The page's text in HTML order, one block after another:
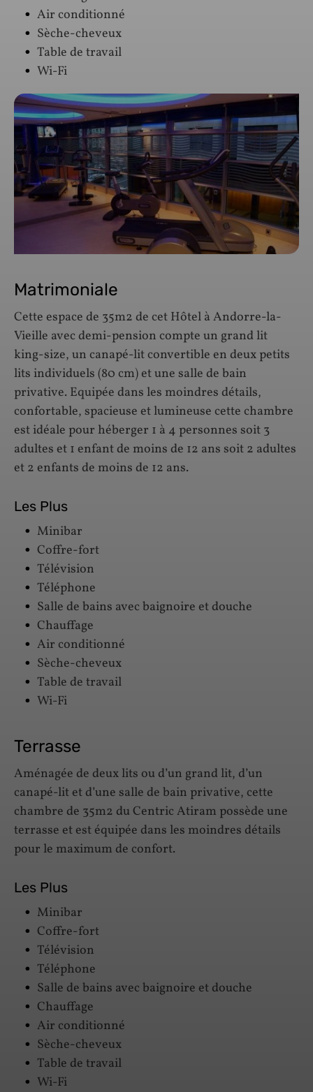
Air conditionné
Sèche-cheveux
Table de travail
Wi-Fi
Matrimoniale
Cette espace de 35m2 de cet Hôtel à Andorre-la-
Vieille avec demi-pension compte un grand lit
king-size, un canapé-lit convertible en deux petits
lits individuels (80 cm) et une salle de bain
privative. Equipée dans les moindres détails,
confortable, spacieuse et lumineuse cette chambre
est idéale pour héberger 1 à 4 personnes soit 3
adultes et 1 enfant de moins de 12 ans soit 2 adultes
et 2 enfants de moins de 12 ans.
Les Plus
Minibar
Coffre-fort
Télévision
Téléphone
Salle de bains avec baignoire et douche
Chauffage
Air conditionné
Sèche-cheveux
Table de travail
Wi-Fi
Terrasse
Aménagée de deux lits ou d’un grand lit, d’un
canapé-lit et d’une salle de bain privative, cette
chambre de 35m2 du Centric Atiram possède une
terrasse et est équipée dans les moindres détails
pour le maximum de confort.
Les Plus
Minibar
Coffre-fort
Télévision
Téléphone
Salle de bains avec baignoire et douche
Chauffage
Air conditionné
Sèche-cheveux
Table de travail
Wi-Fi